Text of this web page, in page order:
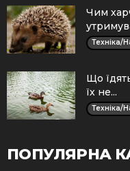
Чим
Техніка/
Що
їх не...
Техніка/
ПОПУЛЯРНА